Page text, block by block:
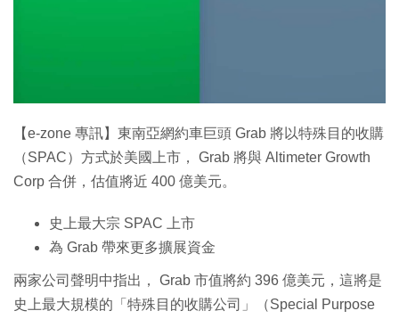
【e-zone 專訊】東南亞網約車巨頭 Grab 將以特殊目的收購
（SPAC）方式於美國上市， Grab 將與 Altimeter Growth
Corp 合併，估值將近 400 億美元。
史上最大宗 SPAC 上市
為 Grab 帶來更多擴展資金
兩家公司聲明中指出， Grab 市值將約 396 億美元，這將是
史上最大規模的「特殊目的收購公司」（Special Purpose